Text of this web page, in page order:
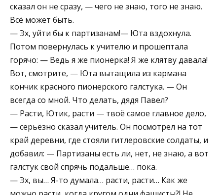
сказал он не сразу, — чего не знаю, того не знаю.
Всё может быть.
— Эх, уйти бы к партизанам!— Юта вздохнула.
Потом повернулась к учителю и прошептала
горячо: — Ведь я же пионерка! Я же клятву давала!
Вот, смотрите, — Юта вытащила из кармана
кончик красного пионерского галстука. — Он
всегда со мной. Что делать, дядя Павел?
— Расти, Ютик, расти — твоё самое главное дело,
— серьёзно сказал учитель. Он посмотрел на тот
край деревни, где стояли гитлеровские солдаты, и
добавил: — Партизаны есть ли, нет, не знаю, а вот
галстук свой спрячь подальше… пока.
— Эх, вы… Я-то думала… расти, расти… Как же